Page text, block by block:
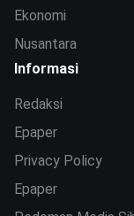
Ekonomi
Nusantara
Informasi
Redaksi
Epaper
Privacy Policy
Epaper